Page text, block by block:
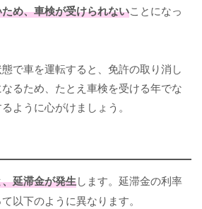
め、車検が受けられないことになっ
で車を運転すると、免許の取り消し
るため、たとえ車検を受ける年でな
ように心がけましょう。
延滞金が発生します。延滞金の利率
以下のように異なります。